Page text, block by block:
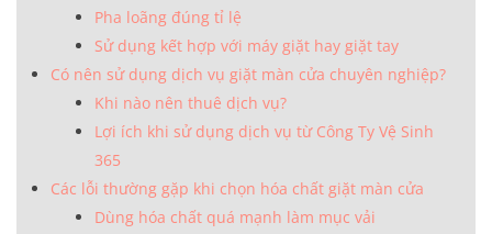
Pha loãng đúng tỉ lệ
Sử dụng kết hợp với máy giặt hay giặt tay
Có nên sử dụng dịch vụ giặt màn cửa chuyên nghiệp?
Khi nào nên thuê dịch vụ?
Lợi ích khi sử dụng dịch vụ từ Công Ty Vệ Sinh
365
Các lỗi thường gặp khi chọn hóa chất giặt màn cửa
Dùng hóa chất quá mạnh làm mục vải